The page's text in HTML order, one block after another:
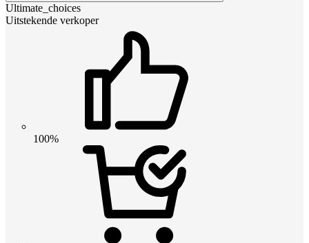
Ultimate_choices
Uitstekende verkoper
100%